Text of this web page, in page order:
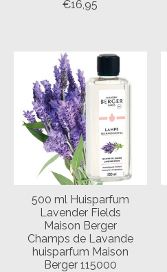
€16,95
500 ml Huisparfum
Lavender Fields
Maison Berger
Champs de Lavande
huisparfum Maison
Berger 115000